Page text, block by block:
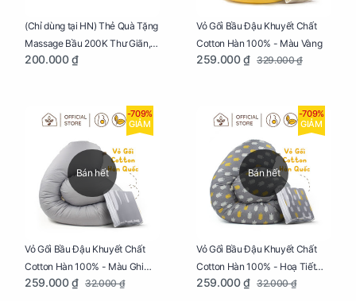
(Chỉ dùng tại HN) Thẻ Quà Tặng
Massage Bầu 200K Thư Giãn,
Tăng Tuần Hoàn Máu, Ngủ
200.000 ₫
Vỏ Gối Bầu Đậu Khuyết Chất
Cotton Hàn 100% - Màu Vàng
259.000 ₫ 329.000 ₫
Bán hết
-709%
GIẢM
Vỏ Gối Bầu Đậu Khuyết Chất
Cotton Hàn 100% - Màu Ghi
Xám
259.000 ₫ 32.000 ₫
Bán hết
-709%
GIẢM
Vỏ Gối Bầu Đậu Khuyết Chất
Cotton Hàn 100% - Hoạ Tiết
Xương Cá
259.000 ₫ 32.000 ₫